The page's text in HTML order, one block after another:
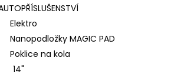
Elektro
Nanopodložky MAGIC PAD
Poklice na kola
14"
POD SPZ - EASY CLICK
S ATESTEM 8SD - BEZ POTISKU
Kč
40 Kč